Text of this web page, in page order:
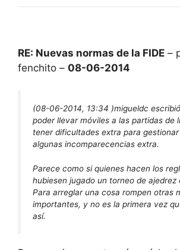
RE: Nuevas normas de la FIDE –
fenchito – 08-06-2014
(08-06-2014, 13:34 )migueldc
poder llevar móviles a las partidas de
tener dificultades extra para
algunas incomparecencias extra.
Parece como si quienes hacen los
hubiesen jugado un torneo de ajedrez
Para arreglar una cosa rompen otras
importantes, y no es la primera vez
así.